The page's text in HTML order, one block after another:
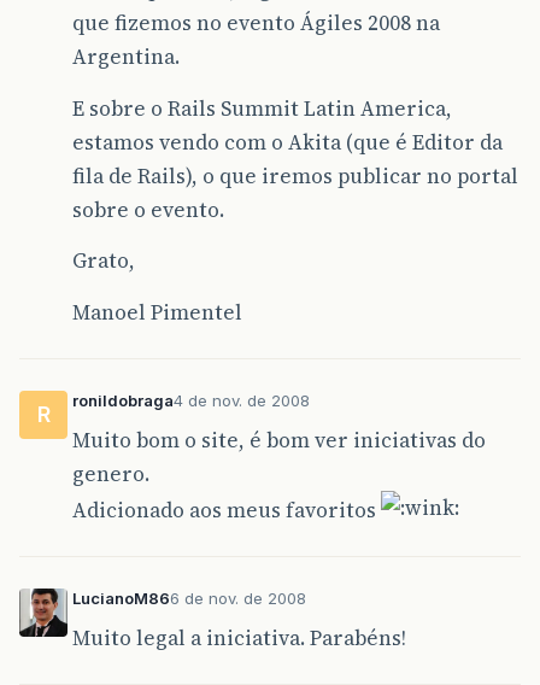
que fizemos no evento Ágiles 2008 na
Argentina.
E sobre o Rails Summit Latin America,
estamos vendo com o Akita (que é Editor da
fila de Rails), o que iremos publicar no portal
sobre o evento.
Grato,
Manoel Pimentel
R
ronildobraga4 de nov. de 2008
Muito bom o site, é bom ver iniciativas do
genero.
Adicionado aos meus favoritos
LucianoM866 de nov. de 2008
Muito legal a iniciativa. Parabéns!